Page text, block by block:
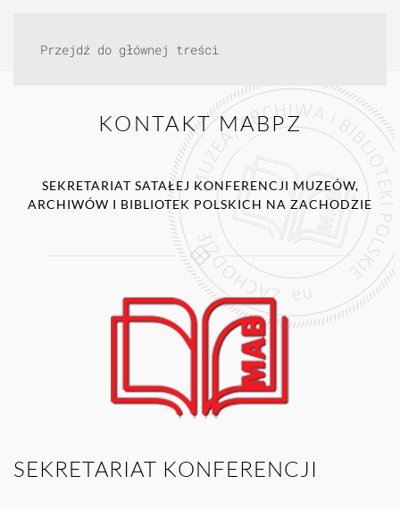
Przejdź do głównej treści
KONTAKT MABPZ
SEKRETARIAT SATAŁEJ KONFERENCJI MUZEÓW,
ARCHIWÓW I BIBLIOTEK POLSKICH NA ZACHODZIE
SEKRETARIAT KONFERENCJI